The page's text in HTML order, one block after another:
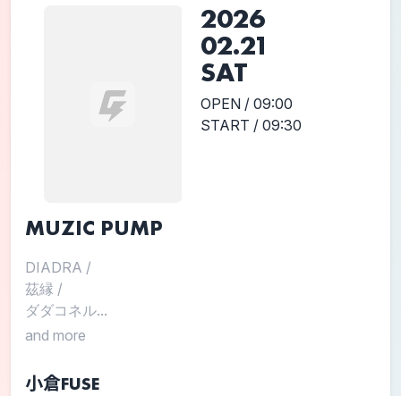
2026
02.21
SAT
OPEN / 09:00
START / 09:30
MUZIC PUMP
DIADRA /
茲縁 /
ダダコネル...
and more
小倉FUSE